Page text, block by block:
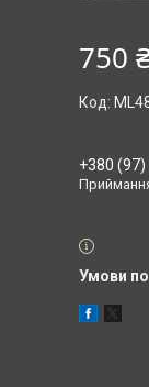
750
Код:
+380